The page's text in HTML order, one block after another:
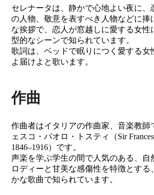
セレナータは、静かで心地よい夜に、
の人物、敬意を表すべき人物などに捧
な挨拶で、恋人が窓越しに愛する女性
型的なシーンで知られています。
歌詞は、ベッドで眠りにつく愛する女
よ届けよと歌います。
作曲
作曲者はイタリアの作曲家、音楽教師
ェスコ・パオロ・トスティ（Sir
1846–1916）です。
声楽を学ぶ学生の間で人気のある、自
ロディーと甘美な感傷性を特徴とする
かな歌曲で知られています。